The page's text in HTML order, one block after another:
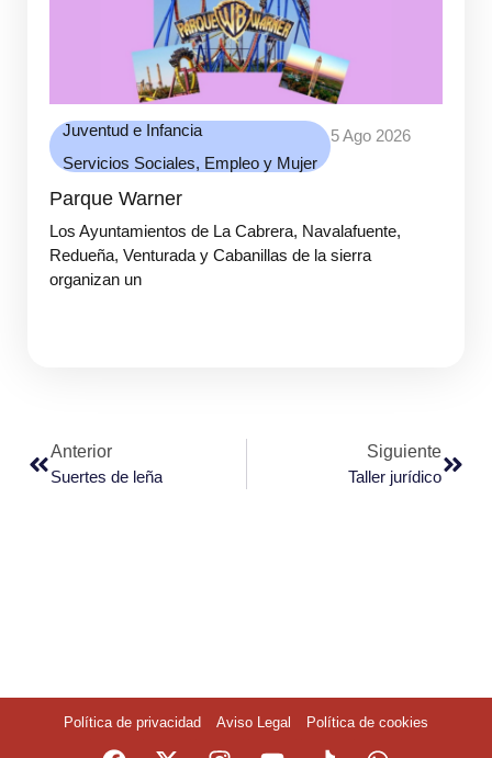
Juventud e Infancia
Servicios Sociales, Empleo y Mujer
5 Ago 2026
Parque Warner
Los Ayuntamientos de La Cabrera, Navalafuente,
Redueña, Venturada y Cabanillas de la sierra
organizan un
Anterior
Suertes de leña
Siguiente
Taller jurídico
Política de privacidad Aviso Legal Política de cookies